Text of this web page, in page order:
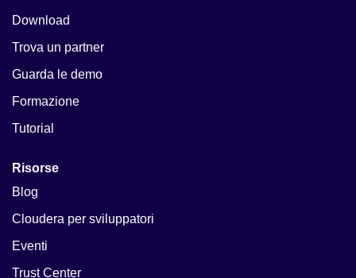
Download
Trova un partner
Guarda le demo
Formazione
Tutorial
Risorse
Blog
Cloudera per sviluppatori
Eventi
Trust Center